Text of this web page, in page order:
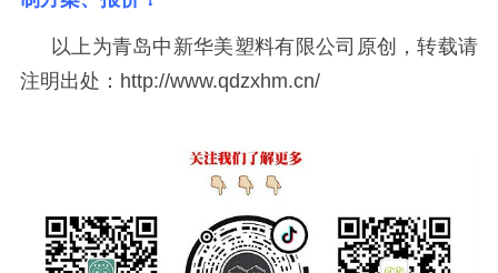
以上为青岛中新华美塑料有限公司原创，转载请
注明出处： http://www.qdzxhm.cn/